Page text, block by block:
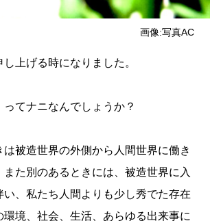
画像:写真AC
上げる時になりました。
てナニなんでしょうか？
は被造世界の外側から人間世界に働き
た別のあるときには、被造世界に入
い、私たち人間よりも少し秀でた存在
環境、社会、生活、あらゆる出来事に